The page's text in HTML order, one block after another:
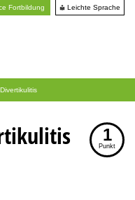
Fortbildung Leichte Sprache
1
Punkt